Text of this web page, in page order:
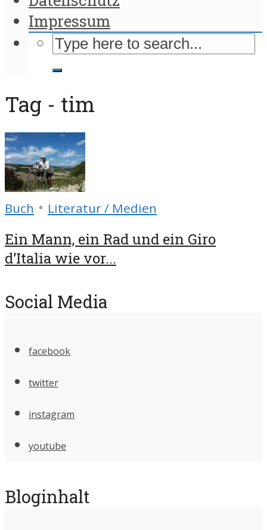
Impressum
Tag - tim
Buch • Literatur / Medien
Ein Mann, ein Rad und ein Giro
d’Italia wie vor...
Social Media
facebook
twitter
instagram
youtube
Bloginhalt